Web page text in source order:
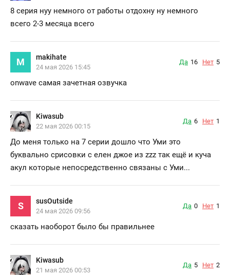
8 серия нуу немного от работы отдохну ну немного
всего 2-3 месяца всего
M makihate
24 мая 2026 15:45
Да 16 Нет 5
onwave самая зачетная озвучка
Kiwasub
22 мая 2026 00:15
Да 6 Нет 1
До меня только на 7 серии дошло что Уми это
буквально срисовки с елен джое из zzz так ещё и куча
акул которые непосредственно связаны с Уми...
S susOutside
24 мая 2026 09:56
Да 0 Нет 1
сказать наоборот было бы правильнее
Kiwasub
21 мая 2026 00:53
Да 5 Нет 2